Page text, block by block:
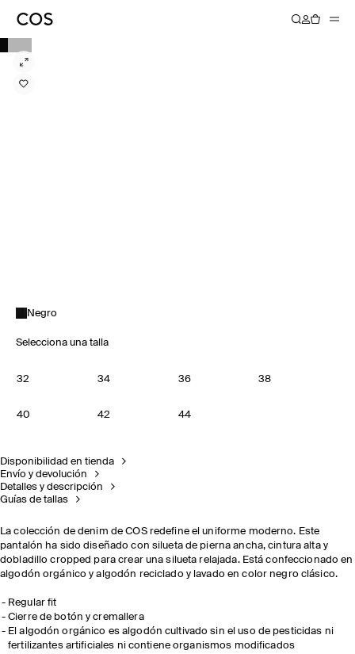
Negro
Selecciona una talla
32 34 36 38
40 42 44
Disponibilidad en tienda
Envío y devolución
Detalles y descripción
Guías de tallas
La colección de denim de COS redefine el uniforme moderno. Este
pantalón ha sido diseñado con silueta de pierna ancha, cintura alta y
dobladillo cropped para crear una silueta relajada. Está confeccionado en
algodón orgánico y algodón reciclado y lavado en color negro clásico.
Regular fit
Cierre de botón y cremallera
El algodón orgánico es algodón cultivado sin el uso de pesticidas ni
fertilizantes artificiales ni contiene organismos modificados